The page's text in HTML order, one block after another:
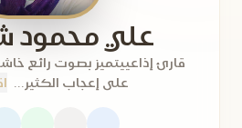
علي
قارئ إذاعييتميز بصوت رائع
على إعجاب الكثير...